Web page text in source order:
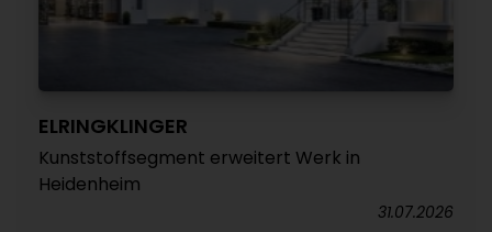
ELRINGKLINGER
Kunststoffsegment erweitert Werk in
Heidenheim
31.07.2026